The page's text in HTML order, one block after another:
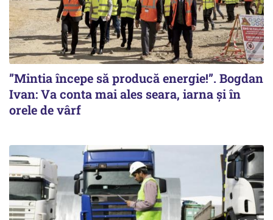
”Mintia începe să producă energie!”. Bogdan
Ivan: Va conta mai ales seara, iarna și în
orele de vârf